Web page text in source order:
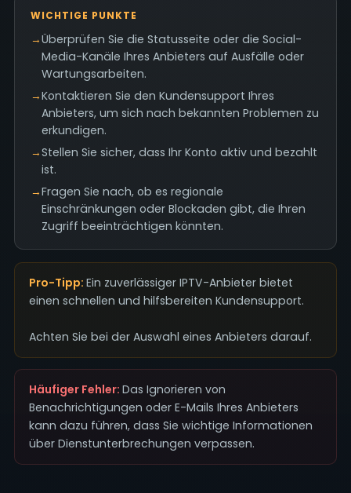
WICHTIGE PUNKTE
→Überprüfen Sie die Statusseite oder die Social-
Media-Kanäle Ihres Anbieters auf Ausfälle oder
Wartungsarbeiten.
→Kontaktieren Sie den Kundensupport Ihres
Anbieters, um sich nach bekannten Problemen zu
erkundigen.
→Stellen Sie sicher, dass Ihr Konto aktiv und bezahlt
ist.
→Fragen Sie nach, ob es regionale
Einschränkungen oder Blockaden gibt, die Ihren
Zugriff beeinträchtigen könnten.
Pro-Tipp: Ein zuverlässiger IPTV-Anbieter bietet
einen schnellen und hilfsbereiten Kundensupport.
Achten Sie bei der Auswahl eines Anbieters darauf.
Häufiger Fehler: Das Ignorieren von
Benachrichtigungen oder E-Mails Ihres Anbieters
kann dazu führen, dass Sie wichtige Informationen
über Dienstunterbrechungen verpassen.